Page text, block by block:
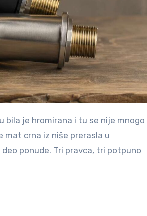
mat crna iz niše prerasla u
ponude. Tri pravca, tri potpuno